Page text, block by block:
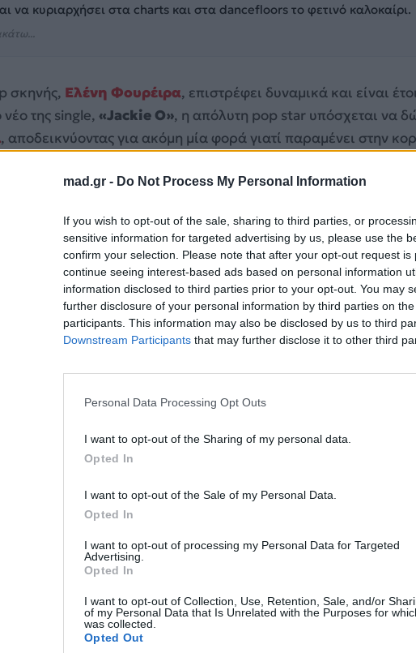
mad.gr - Do Not Process My Personal Information
If you wish to opt-out of the sale, sharing to third parties, or
sensitive information for targeted advertising by us, please use the
confirm your selection. Please note that after your opt-out request is
continue seeing interest-based ads based on personal information
information disclosed to third parties prior to your opt-out. You may
further disclosure of your personal information by third parties on the
participants. This information may also be disclosed by us to third
Downstream Participants that may further disclose it to other third
Personal Data Processing Opt Outs
I want to opt-out of the Sharing of my personal data.
Opted In
I want to opt-out of the Sale of my Personal Data.
Opted In
I want to opt-out of processing my Personal Data for Targeted
Advertising.
Opted In
I want to opt-out of Collection, Use, Retention, Sale, and/or
of my Personal Data that Is Unrelated with the Purposes for
was collected.
Opted Out
να κυριαρχήσει στα charts και στα dancefloors το φετινό καλοκαίρι.
σκηνής, Ελένη Φουρέιρα, επιστρέφει δυναμικά και είναι
της single, «Jackie O», η απόλυτη pop star υπόσχεται να
, αποδεικνύοντας για ακόμη μία φορά γιατί παραμένει στην